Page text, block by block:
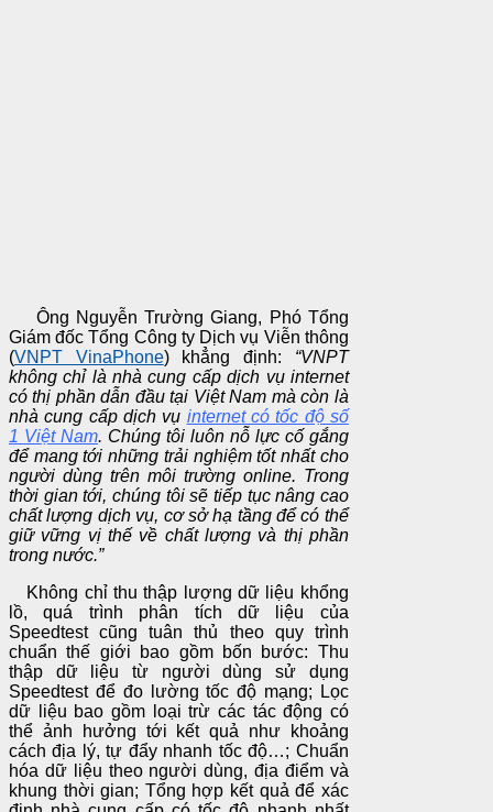
Ông Nguyễn Trường Giang, Phó Tổng
Giám đốc Tổng Công ty Dịch vụ Viễn thông
(VNPT VinaPhone) khẳng định: “VNPT
không chỉ là nhà cung cấp dịch vụ internet
có thị phần dẫn đầu tại Việt Nam mà còn là
nhà cung cấp dịch vụ internet có tốc độ số
1 Việt Nam. Chúng tôi luôn nỗ lực cố gắng
để mang tới những trải nghiệm tốt nhất cho
người dùng trên môi trường online. Trong
thời gian tới, chúng tôi sẽ tiếp tục nâng cao
chất lượng dịch vụ, cơ sở hạ tầng để có thể
giữ vững vị thế về chất lượng và thị phần
trong nước.”
Không chỉ thu thập lượng dữ liệu khổng
lồ, quá trình phân tích dữ liệu của
Speedtest cũng tuân thủ theo quy trình
chuẩn thế giới bao gồm bốn bước: Thu
thập dữ liệu từ người dùng sử dụng
Speedtest để đo lường tốc độ mạng; Lọc
dữ liệu bao gồm loại trừ các tác động có
thể ảnh hưởng tới kết quả như khoảng
cách địa lý, tự đẩy nhanh tốc độ…; Chuẩn
hóa dữ liệu theo người dùng, địa điểm và
khung thời gian; Tổng hợp kết quả để xác